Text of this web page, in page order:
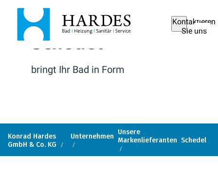
Kontaktieren
Sie uns
Schedel
bringt Ihr Bad in Form
Konrad Hardes
GmbH & Co. KG
Unternehmen Unsere
Markenlieferanten Schedel